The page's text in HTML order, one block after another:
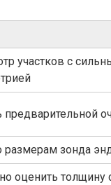
участков с
размерам зонда
оценить толщину